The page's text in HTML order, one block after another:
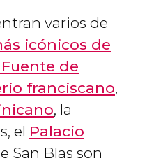
varios de
icónicos de
de
franciscano,
, la
el Palacio
San Blas son